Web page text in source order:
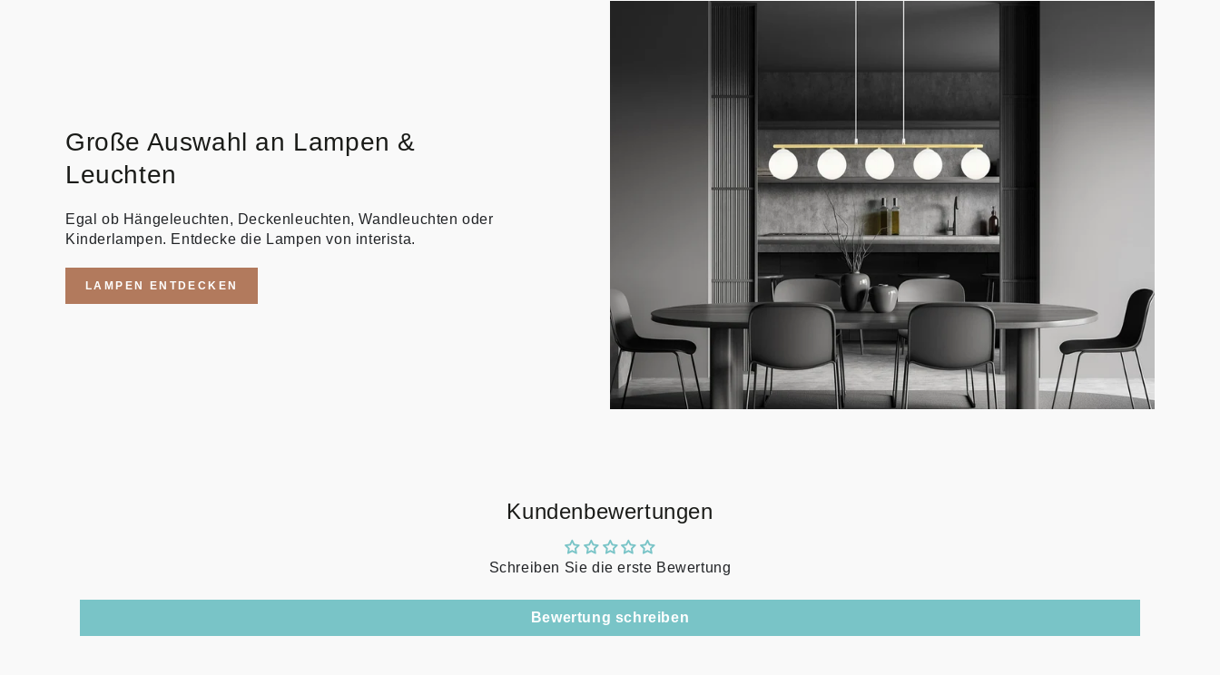
Große Auswahl an Lampen &
Leuchten
Egal ob Hängeleuchten, Deckenleuchten, Wandleuchten oder
Kinderlampen. Entdecke die Lampen von interista.
LAMPEN ENTDECKEN
Kundenbewertungen
Schreiben Sie die erste Bewertung
Bewertung schreiben